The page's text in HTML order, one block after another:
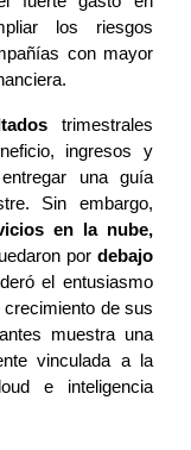
los riesgos
con mayor
ingresos y
una guía
Sin embargo,
en la nube,
por debajo
el entusiasmo
de sus
muestra una
vinculada a la
e inteligencia